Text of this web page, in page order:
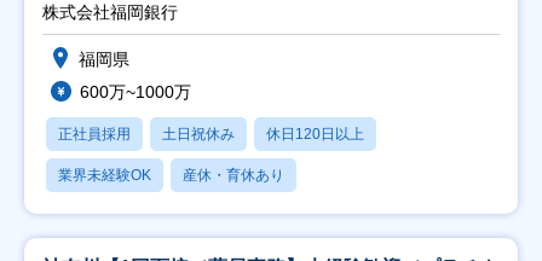
株式会社福岡銀行
福岡県
600万~1000万
正社員採用 土日祝休み 休日120日以上
業界未経験OK 産休・育休あり